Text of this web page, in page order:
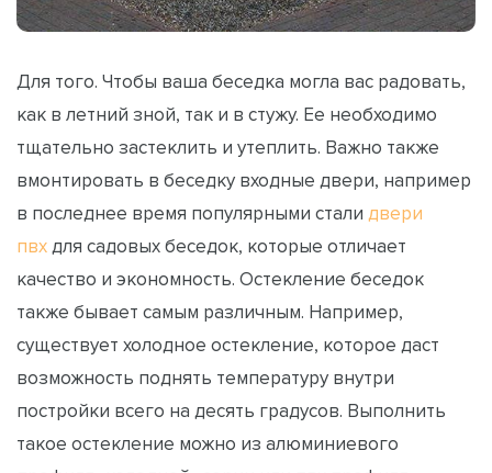
Для того. Чтобы ваша беседка могла вас радовать,
как в летний зной, так и в стужу. Ее необходимо
тщательно застеклить и утеплить. Важно также
вмонтировать в беседку входные двери, например
в последнее время популярными стали двери
пвх для садовых беседок, которые отличает
качество и экономность. Остекление беседок
также бывает самым различным. Например,
существует холодное остекление, которое даст
возможность поднять температуру внутри
постройки всего на десять градусов. Выполнить
такое остекление можно из алюминиевого